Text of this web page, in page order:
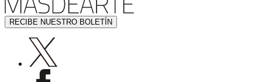
RECIBE NUESTRO BOLETÍN